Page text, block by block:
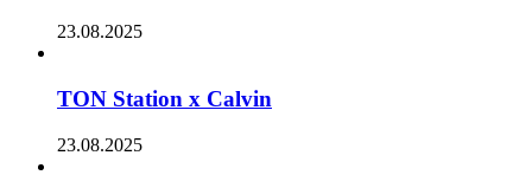
23.08.2025
TON Station x Calvin
23.08.2025